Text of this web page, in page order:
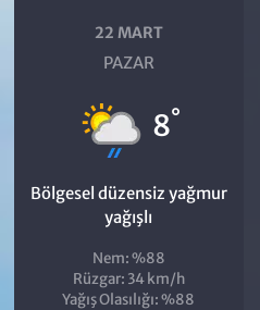
22 MART
PAZAR
8°
Bölgesel düzensiz yağmur
yağışlı
Nem: %88
Rüzgar: 34 km/h
Yağış Olasılığı: %88